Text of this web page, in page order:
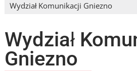
Wydział Komunikacji Gniezno
Wydział
Gniezno